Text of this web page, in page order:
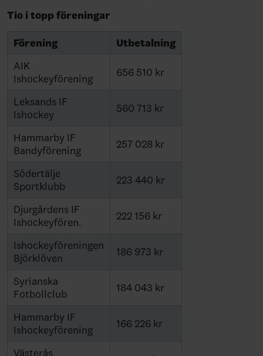
Tio i topp föreningar
Förening
Utbetalning
AIK
Ishockeyförening
656 510 kr
Leksands IF
Ishockey
560 713 kr
Hammarby IF
Bandyförening
257 028 kr
Södertälje
Sportklubb
223 440 kr
Djurgårdens IF
Ishockeyfören.
222 156 kr
Ishockeyföreningen
Björklöven
186 973 kr
Syrianska
Fotbollclub
184 043 kr
Hammarby IF
Ishockeyförening
166 226 kr
Västerås